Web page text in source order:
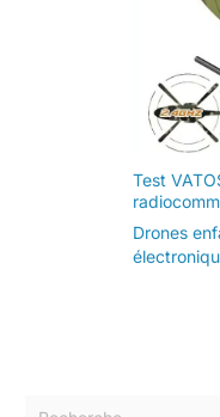
Test
Drones